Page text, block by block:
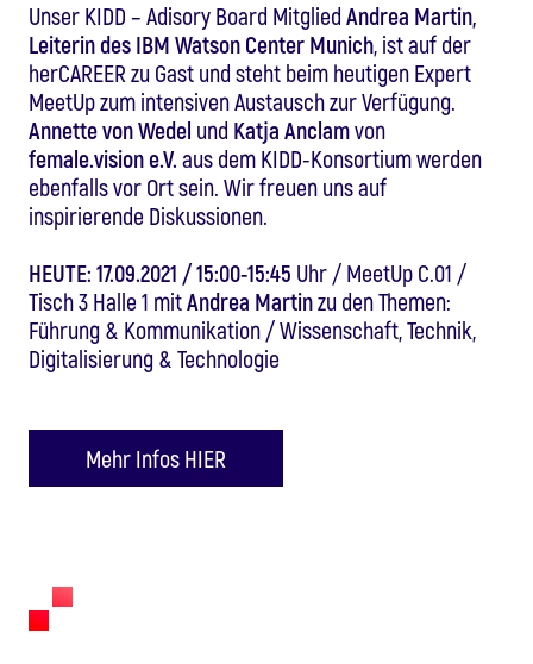
Unser KIDD – Adisory Board Mitglied Andrea Martin,
Leiterin des IBM Watson Center Munich, ist auf der
herCAREER zu Gast und steht beim heutigen Expert
MeetUp zum intensiven Austausch zur Verfügung.
Annette von Wedel und Katja Anclamvon
female.vision e.V. aus dem KIDD-Konsortium werden
ebenfalls vor Ort sein. Wir freuen uns auf
inspirierende Diskussionen.
HEUTE: 17.09.2021 / 15:00-15:45 Uhr / MeetUp C.01 /
Tisch 3 Halle 1 mitAndrea Martinzu den Themen:
Führung & Kommunikation / Wissenschaft, Technik,
Digitalisierung & Technologie
Mehr Infos HIER